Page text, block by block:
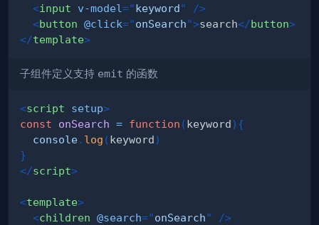
<input v-model="keyword"
/>
<button @click="onSearch">search</button>
</template>
子组件定义支持 emit 的函数
<script setup>
const
onSearch = function (keyword) {
console. log (keyword)
}
</script>
<template>
<children @search="onSearch"
/>